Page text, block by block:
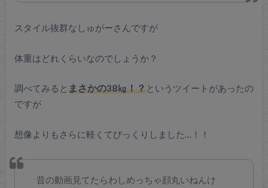
スタイル抜群なしゅがーさんですが
体重はどれくらいなのでしょうか？
調べてみるとまさかの38㎏！？というツイートがあったの
ですが
想像よりもさらに軽くてびっくりしました…！！
昔の動画見てたらわしめっちゃ顔丸いねんけ